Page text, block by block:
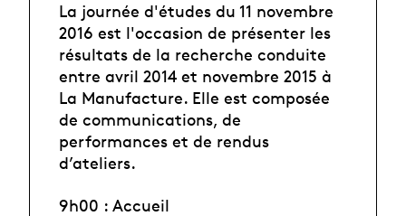
La journée d'études du 11 novembre
2016 est l'occasion de présenter les
résultats de la recherche conduite
entre avril 2014 et novembre 2015 à
La Manufacture. Elle est composée
de communications, de
performances et de rendus
d’ateliers.
9h00 : Accueil